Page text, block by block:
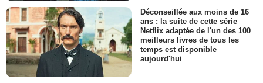
Déconseillée aux moins de 16
ans : la suite de cette série
Netflix adaptée de l'un des 100
meilleurs livres de tous les
temps est disponible
aujourd'hui